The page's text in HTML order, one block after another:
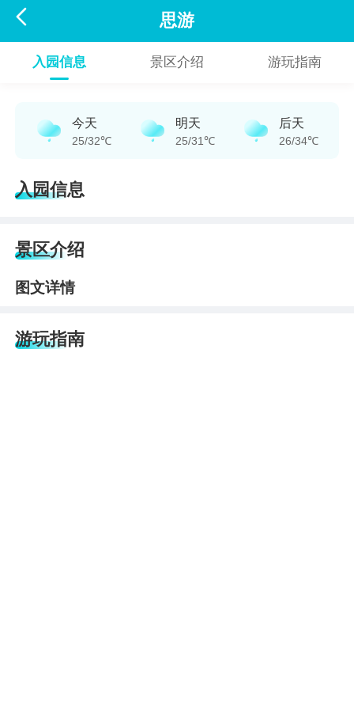
 思游
入园信息 景区介绍 游玩指南
今天
25/32℃
明天
25/31℃
后天
26/34℃
入园信息
景区介绍
图文详情
游玩指南